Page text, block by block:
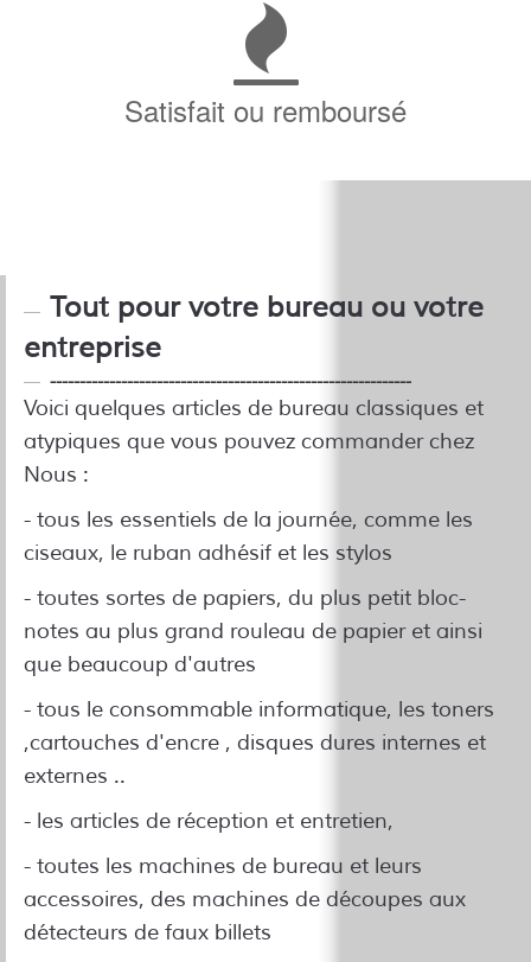
Satisfait ou remboursé
Tout pour votre bureau ou votre
entreprise
-------------------------------------------------------------
Voici quelques articles de bureau classiques et
atypiques que vous pouvez commander chez
Nous :
- tous les essentiels de la journée, comme les
ciseaux, le ruban adhésif et les stylos
- toutes sortes de papiers, du plus petit bloc-
notes au plus grand rouleau de papier et ainsi
que beaucoup d'autres
- tous le consommable informatique, les toners
,cartouches d'encre , disques dures internes et
externes ..
- les articles de réception et entretien,
- toutes les machines de bureau et leurs
accessoires, des machines de découpes aux
détecteurs de faux billets